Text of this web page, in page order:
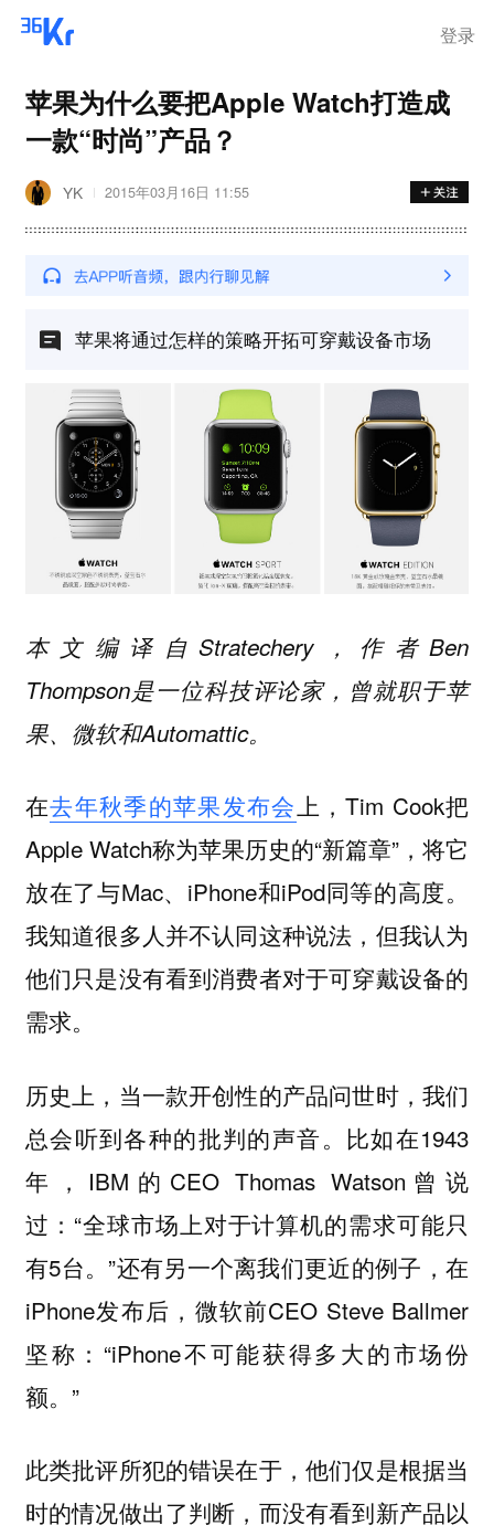
登录
苹果为什么要把Apple Watch打造成
一款“时尚”产品？
YK 2015年03月16日 11:55
苹果将通过怎样的策略开拓可穿戴设备市场
本文编译自Stratechery，作者Ben
Thompson是一位科技评论家，曾就职于苹
果、微软和Automattic。
在去年秋季的苹果发布会上，Tim Cook把
Apple Watch称为苹果历史的“新篇章”，将它
放在了与Mac、iPhone和iPod同等的高度。
我知道很多人并不认同这种说法，但我认为
他们只是没有看到消费者对于可穿戴设备的
需求。
历史上，当一款开创性的产品问世时，我们
总会听到各种的批判的声音。比如在1943
年，IBM的CEO Thomas Watson曾说
过：“全球市场上对于计算机的需求可能只
有5台。”还有另一个离我们更近的例子，在
iPhone发布后，微软前CEO Steve Ballmer
坚称：“iPhone不可能获得多大的市场份
额。”
此类批评所犯的错误在于，他们仅是根据当
时的情况做出了判断，而没有看到新产品以